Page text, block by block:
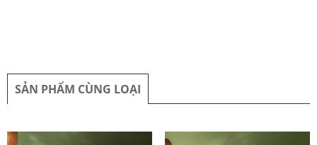
SẢN PHẨM CÙNG LOẠI